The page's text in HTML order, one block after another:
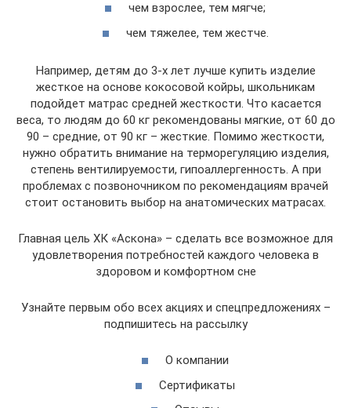
чем взрослее, тем мягче;
чем тяжелее, тем жестче.
Например, детям до 3-х лет лучше купить изделие
жесткое на основе кокосовой койры, школьникам
подойдет матрас средней жесткости. Что касается
веса, то людям до 60 кг рекомендованы мягкие, от 60 до
90 – средние, от 90 кг – жесткие. Помимо жесткости,
нужно обратить внимание на терморегуляцию изделия,
степень вентилируемости, гипоаллергенность. А при
проблемах с позвоночником по рекомендациям врачей
стоит остановить выбор на анатомических матрасах.
Главная цель ХК «Аскона» – сделать все возможное для
удовлетворения потребностей каждого человека в
здоровом и комфортном сне
Узнайте первым обо всех акциях и спецпредложениях –
подпишитесь на рассылку
О компании
Сертификаты